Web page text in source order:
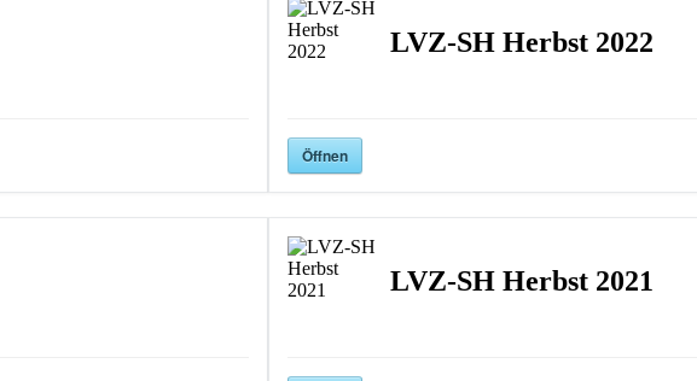
LVZ-SH Herbst 2022
Öffnen
LVZ-SH Herbst 2021